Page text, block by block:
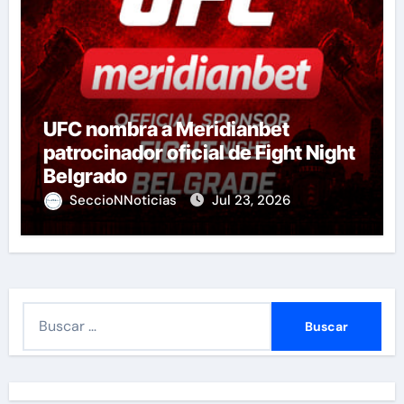
UFC nombra a Meridianbet
patrocinador oficial de Fight Night
Belgrado
SeccioNNoticias Jul 23, 2026